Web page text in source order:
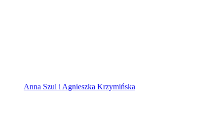
Anna Szul i Agnieszka Krzymińska